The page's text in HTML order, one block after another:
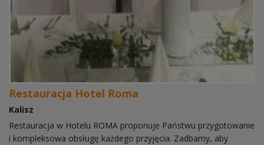
Restauracja Hotel Roma
Kalisz
Restauracja w Hotelu ROMA proponuje Państwu przygotowanie
i kompleksowa obsługę każdego przyjęcia. Zadbamy, aby